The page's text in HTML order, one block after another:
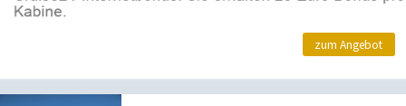
zum Angebot